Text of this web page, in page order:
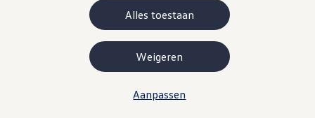
Alles toestaan
Weigeren
Aanpassen
Private Lease
Verzekering
Elektrisch & Hybride
Hybride rijden
Hybride modellen
Plug-in hybride
Full hybride